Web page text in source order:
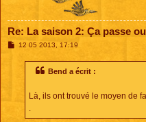
Re: La saison 2: Ça passe
M12 05 2013, 17:19
Bend a écrit :
Là, ils ont trouvé le moyen de